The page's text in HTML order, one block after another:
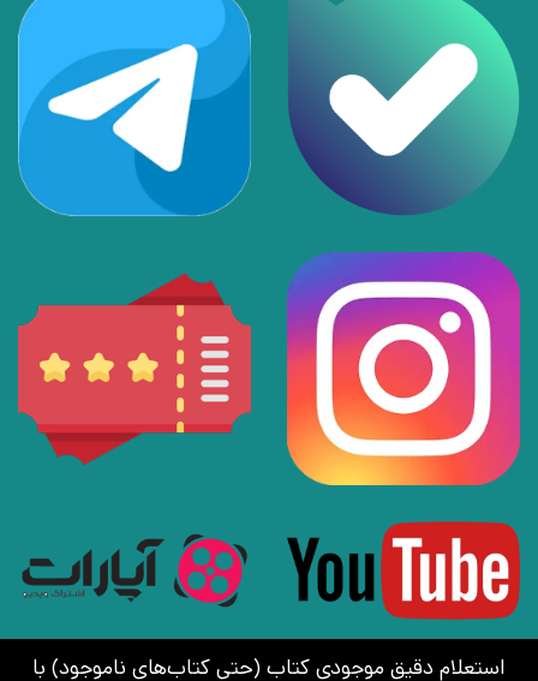
استعلام دقیق موجودی کتاب (حتی کتاب‌های ناموجود) با